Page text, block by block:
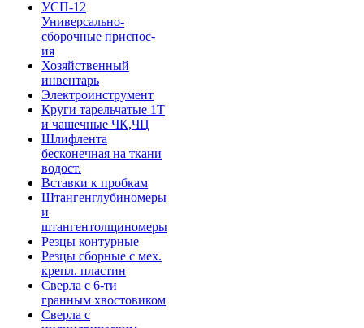
УСП-12
Универсально-
сборочные приспос-
ия
Хозяйственный
инвентарь
Электроинструмент
Круги тарельчатые 1Т
и чашечные ЧК,ЧЦ
Шлифлента
бесконечная на ткани
водост.
Вставки к пробкам
Штангенглубиномеры
и
штангентолщиномеры
Резцы контурные
Резцы сборные с мех.
крепл. пластин
Сверла с 6-ти
гранным хвостовиком
Сверла с